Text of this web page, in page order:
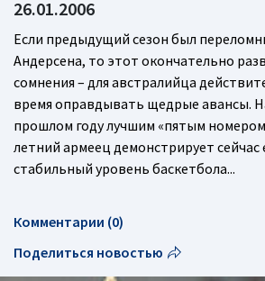
26.01.2006
Если предыдущий сезон был
Андерсена, то этот окончательно
сомнения – для австралийца
время оправдывать щедрые авансы.
прошлом году лучшим «пятым
летний армеец демонстрирует сейчас
стабильный уровень баскетбола...
Комментарии (0)
Поделиться новостью